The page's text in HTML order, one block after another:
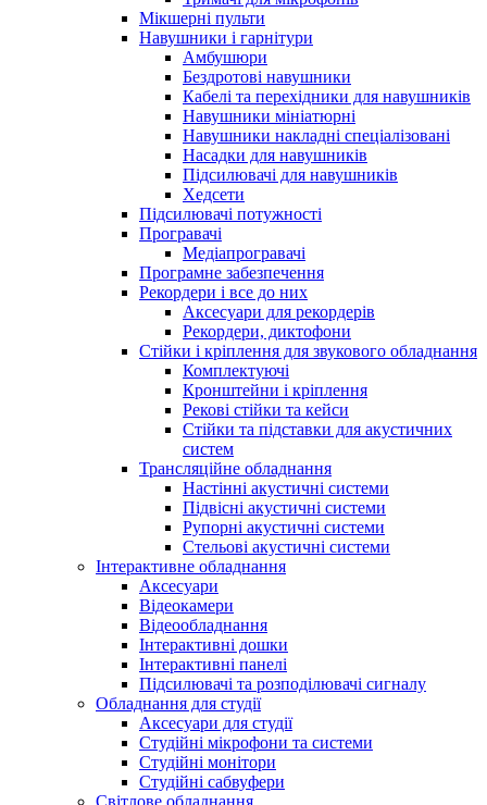
Мікшерні пульти
Навушники і гарнітури
Амбушюри
Бездротові навушники
Кабелі та перехідники для навушників
Навушники мініатюрні
Навушники накладні спеціалізовані
Насадки для навушників
Підсилювачі для навушників
Хедсети
Підсилювачі потужності
Програвачі
Медіапрогравачі
Програмне забезпечення
Рекордери і все до них
Аксесуари для рекордерів
Рекордери, диктофони
Стійки і кріплення для звукового обладнання
Комплектуючі
Кронштейни і кріплення
Рекові стійки та кейси
Стійки та підставки для акустичних
систем
Трансляційне обладнання
Настінні акустичні системи
Підвісні акустичні системи
Рупорні акустичні системи
Стельові акустичні системи
Інтерактивне обладнання
Аксесуари
Відеокамери
Відеообладнання
Інтерактивні дошки
Інтерактивні панелі
Підсилювачі та розподілювачі сигналу
Обладнання для студії
Аксесуари для студії
Студійні мікрофони та системи
Студійні монітори
Студійні сабвуфери
Світлове обладнання